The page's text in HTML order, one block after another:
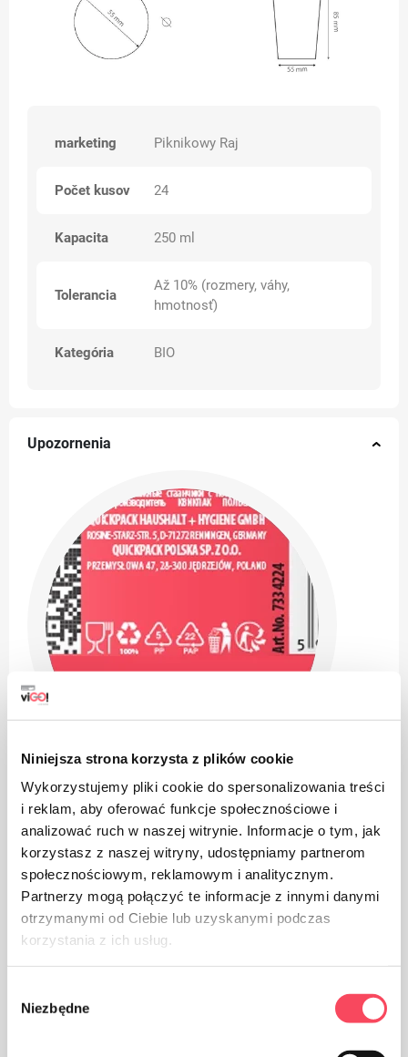
Niniejsza strona korzysta z plików cookie
Wykorzystujemy pliki cookie do spersonalizowania treści
i reklam, aby oferować funkcje społecznościowe i
analizować ruch w naszej witrynie. Informacje o tym, jak
korzystasz z naszej witryny, udostępniamy partnerom
społecznościowym, reklamowym i analitycznym.
Partnerzy mogą połączyć te informacje z innymi danymi
otrzymanymi od Ciebie lub uzyskanymi podczas
korzystania z ich usług.
zgody
Niezbędne
marketing Piknikowy Raj
Počet kusov 24
Kapacita 250 ml
Tolerancia
Až 10% (rozmery, váhy,
hmotnosť)
Kategória BIO
Upozornenia
Výrobok je určený na styk s potravinami, nemá vplyv na
chuť a vôňu jedla